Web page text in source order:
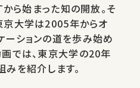
ら始まった知の開放。そ
京大学は2005年からオ
ーションの道を歩み始め
画では、東京大学の20年
みを紹介します。